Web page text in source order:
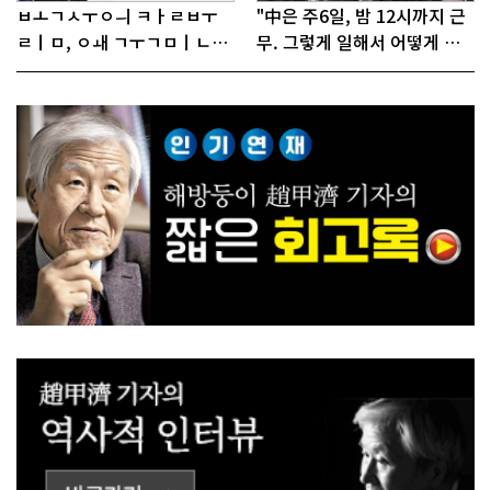
ㅂㅗㄱㅅㅜㅇㅢ ㅋㅏㄹㅂㅜ
ㄹㅣㅁ, ㅇㅙ ㄱㅜㄱㅁㅣㄴㄷ
ㅡㄹㅇㅣ ㄷㅏㅇㅎㅐㅇㅑ ㅎ
"中은 주6일, 밤 12시까지 근
무. 그렇게 일해서 어떻게 경
쟁하냐 반문하더라"